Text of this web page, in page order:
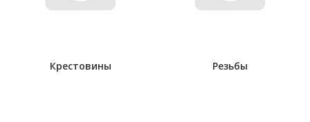
Крестовины Резьбы